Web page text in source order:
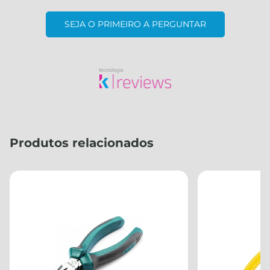
SEJA O PRIMEIRO A PERGUNTAR
Produtos relacionados